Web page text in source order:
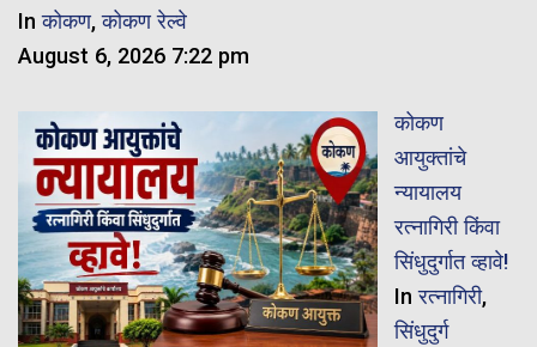
Inकोकण,कोकण रेल्वे
August 6, 2026 7:22 pm
कोकण
आयुक्तांचे
न्यायालय
रत्नागिरी किंवा
सिंधुदुर्गात व्हावे!
Inरत्नागिरी,
सिंधुदुर्ग